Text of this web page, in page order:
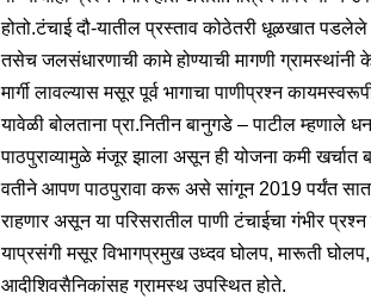
होतो.टंचाई दौ-यातील प्रस्ताव कोठेतरी धूळखात
तसेच जलसंधारणाची कामे होण्याची मागणी
मार्गी लावल्यास मसूर पूर्व भागाचा पाणीप्रश्‍न
यावेळी बोलताना प्रा.नितीन बानुगडे – पाटील म्हणाले
पाठपुराव्यामुळे मंजूर झाला असून ही योजना कमी खर्चात
वतीने आपण पाठपुरावा करू असे सांगून 2019 पर्यंत
राहणार असून या परिसरातील पाणी टंचाईचा गंभीर
याप्रसंगी मसूर विभागप्रमुख उध्दव घोलप, मारूती
आदीशिवसैनिकांसह ग्रामस्थ उपस्थित होते.